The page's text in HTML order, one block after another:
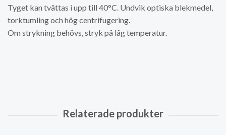
Tyget kan tvättas i upp till 40°C. Undvik optiska blekmedel,
torktumling och hög centrifugering.
Om strykning behövs, stryk på låg temperatur.